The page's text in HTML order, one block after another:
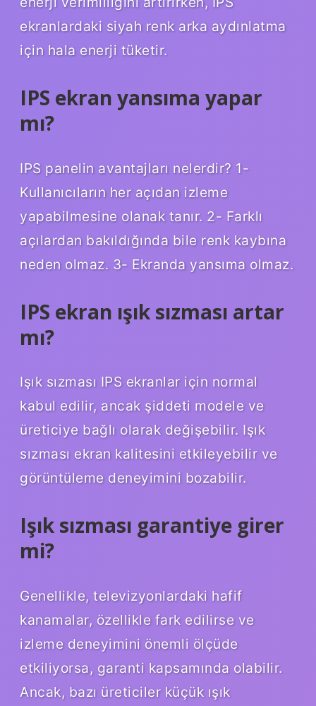
ekranlardaki siyah renk arka aydınlatma
için hala enerji tüketir.
IPS ekran yansıma yapar
mı?
IPS panelin avantajları nelerdir? 1-
Kullanıcıların her açıdan izleme
yapabilmesine olanak tanır. 2- Farklı
açılardan bakıldığında bile renk kaybına
neden olmaz. 3- Ekranda yansıma olmaz.
IPS ekran ışık sızması artar
mı?
Işık sızması IPS ekranlar için normal
kabul edilir, ancak şiddeti modele ve
üreticiye bağlı olarak değişebilir. Işık
sızması ekran kalitesini etkileyebilir ve
görüntüleme deneyimini bozabilir.
Işık sızması garantiye girer
mi?
Genellikle, televizyonlardaki hafif
kanamalar, özellikle fark edilirse ve
izleme deneyimini önemli ölçüde
etkiliyorsa, garanti kapsamında olabilir.
Ancak, bazı üreticiler küçük ışık